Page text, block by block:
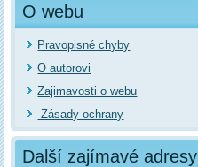
O webu
Pravopisné chyby
O autorovi
Zajimavosti o webu
Zásady ochrany
Další zajímavé adresy